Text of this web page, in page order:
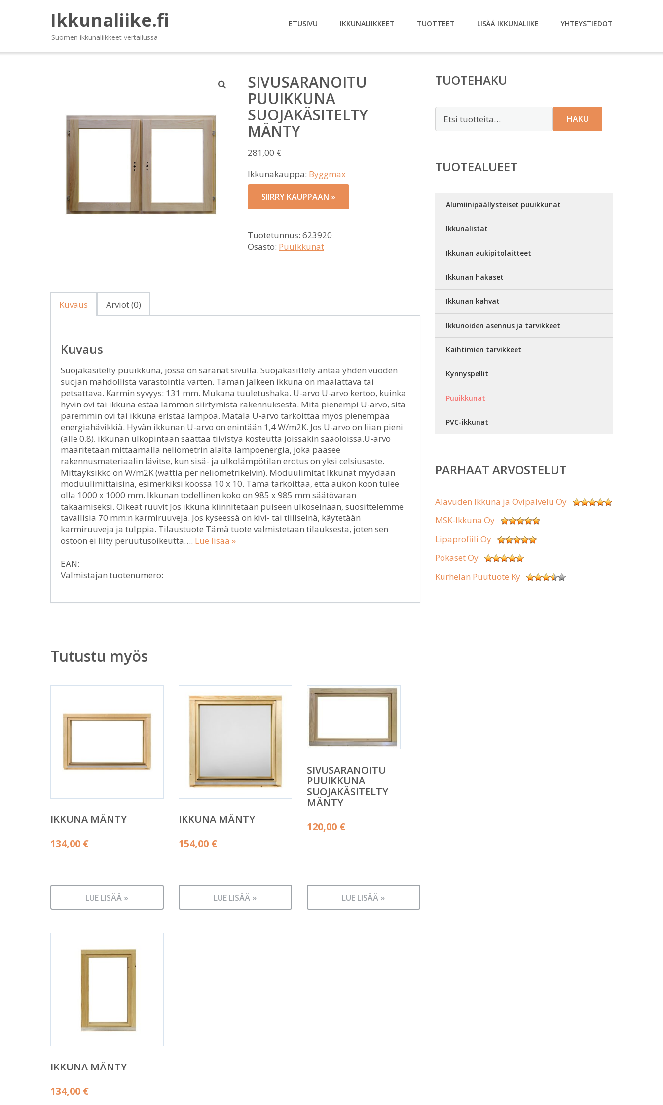
Ikkunaliike.fi
Suomen ikkunaliikkeet vertailussa
ETUSIVU IKKUNALIIKKEET TUOTTEET LISÄÄ IKKUNALIIKE YHTEYSTIEDOT
SIVUSARANOITU
PUUIKKUNA
SUOJAKÄSITELTY
MÄNTY
281,00 €
Ikkunakauppa: Byggmax
SIIRRY KAUPPAAN »
Tuotetunnus: 623920
Osasto: Puuikkunat
Kuvaus Arviot (0)
Kuvaus
Suojakäsitelty puuikkuna, jossa on saranat sivulla. Suojakäsittely antaa yhden vuoden
suojan mahdollista varastointia varten. Tämän jälkeen ikkuna on maalattava tai
petsattava. Karmin syvyys: 131 mm. Mukana tuuletushaka. U-arvo U-arvo kertoo, kuinka
hyvin ovi tai ikkuna estää lämmön siirtymistä rakennuksesta. Mitä pienempi U-arvo, sitä
paremmin ovi tai ikkuna eristää lämpöä. Matala U-arvo tarkoittaa myös pienempää
energiahävikkiä. Hyvän ikkunan U-arvo on enintään 1,4 W/m2K. Jos U-arvo on liian pieni
(alle 0,8), ikkunan ulkopintaan saattaa tiivistyä kosteutta joissakin sääoloissa.U-arvo
määritetään mittaamalla neliömetrin alalta lämpöenergia, joka pääsee
rakennusmateriaalin lävitse, kun sisä- ja ulkolämpötilan erotus on yksi celsiusaste.
Mittayksikkö on W/m2K (wattia per neliömetrikelvin). Moduulimitat Ikkunat myydään
moduulimittaisina, esimerkiksi koossa 10 x 10. Tämä tarkoittaa, että aukon koon tulee
olla 1000 x 1000 mm. Ikkunan todellinen koko on 985 x 985 mm säätövaran
takaamiseksi. Oikeat ruuvit Jos ikkuna kiinnitetään puiseen ulkoseinään, suosittelemme
tavallisia 70 mm:n karmiruuveja. Jos kyseessä on kivi- tai tiiliseinä, käytetään
karmiruuveja ja tulppia. Tilaustuote Tämä tuote valmistetaan tilauksesta, joten sen
ostoon ei liity peruutusoikeutta…. Lue lisää »
EAN:
Valmistajan tuotenumero:
Tutustu myös
IKKUNA MÄNTY
134,00 €
LUE LISÄÄ »
IKKUNA MÄNTY
154,00 €
LUE LISÄÄ »
SIVUSARANOITU
PUUIKKUNA
SUOJAKÄSITELTY
MÄNTY
120,00 €
LUE LISÄÄ »
IKKUNA MÄNTY
134,00 €
TUOTEHAKU
HAKU
TUOTEALUEET
Alumiinipäällysteiset puuikkunat
Ikkunalistat
Ikkunan aukipitolaitteet
Ikkunan hakaset
Ikkunan kahvat
Ikkunoiden asennus ja tarvikkeet
Kaihtimien tarvikkeet
Kynnyspellit
Puuikkunat
PVC-ikkunat
PARHAAT ARVOSTELUT
Alavuden Ikkuna ja Ovipalvelu Oy
MSK-Ikkuna Oy
Lipaprofiili Oy
Pokaset Oy
Kurhelan Puutuote Ky